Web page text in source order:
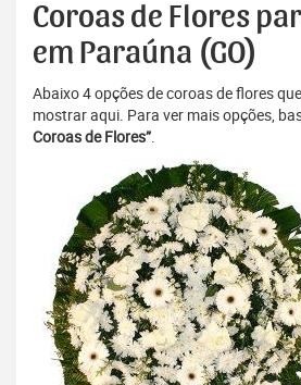
Coroas de Flores
em Paraúna (GO)
Abaixo 4 opções de coroas de flores
mostrar aqui. Para ver mais opções,
Coroas de Flores”.